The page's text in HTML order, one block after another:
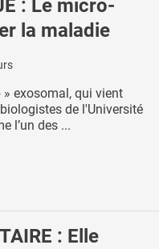
: Le micro-
la maladie
» exosomal, qui vient
de l'Université
l’un des ...
: Elle